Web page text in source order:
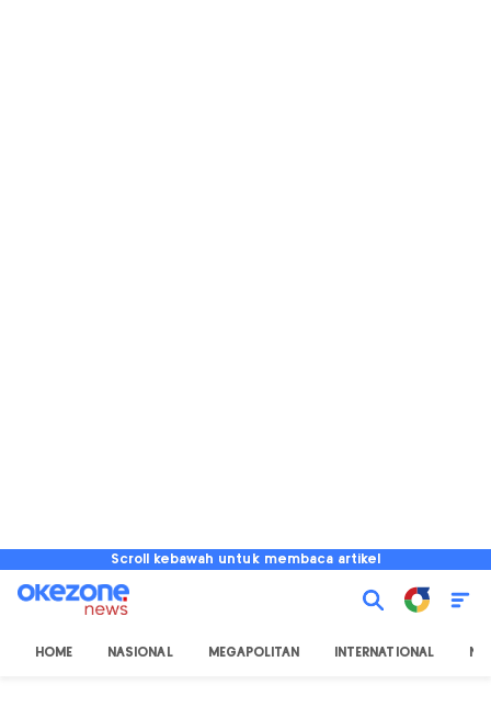
Scroll kebawah untuk membaca artikel
HOME NASIONAL MEGAPOLITAN INTERNATIONAL